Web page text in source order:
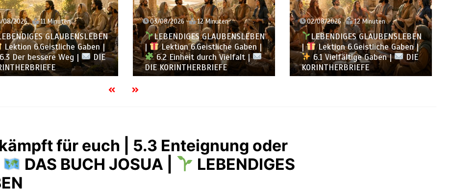
08/2026 11 Minuten
GLAUBENSLEBEN
Lektion 6.Geistliche Gaben |
Der bessere Weg |
DIE
03/08/2026 12 Minuten
LEBENDIGES GLAUBENSLEBEN
|
Lektion 6.Geistliche Gaben |
6.2 Einheit durch Vielfalt |
DIE KORINTHERBRIEFE
02/08/2026 12 Minuten
LEBENDIGES GLAUBENSLEBEN
|
Lektion 6.Geistliche Gaben |
6.1 Vielfältige Gaben |
DIE
KORINTHERBRIEFE
für euch | 5.3 Enteignung oder
DAS BUCH JOSUA |
LEBENDIGES